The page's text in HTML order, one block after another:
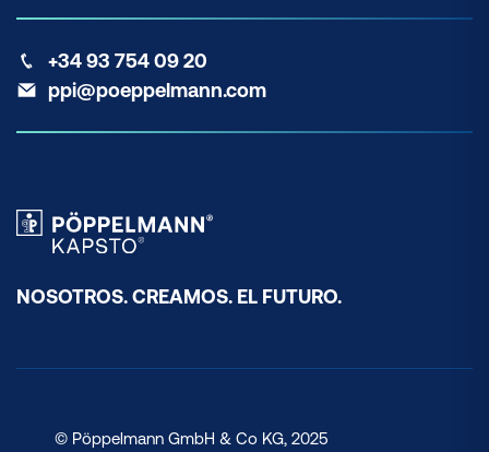
+34 93 754 09 20
ppi@poeppelmann.com
NOSOTROS. CREAMOS. EL FUTURO.
© Pöppelmann GmbH & Co KG, 2025